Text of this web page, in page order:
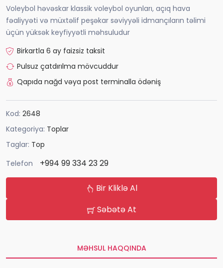
Voleybol həvəskar klassik voleybol oyunları, açıq hava
fəaliyyəti və müxtəlif peşəkar səviyyəli idmançıların təlimi
üçün yüksək keyfiyyətli məhsuludur
Birkartla 6 ay faizsiz taksit
Pulsuz çatdırılma mövcuddur
Qapıda nağd vəya post terminalla ödəniş
Kod: 2648
Kategoriya: Toplar
Taglar: Top
Telefon
+994 99 334 23 29
Bir Kliklə Al
Səbətə At
MƏHSUL HAQQINDA